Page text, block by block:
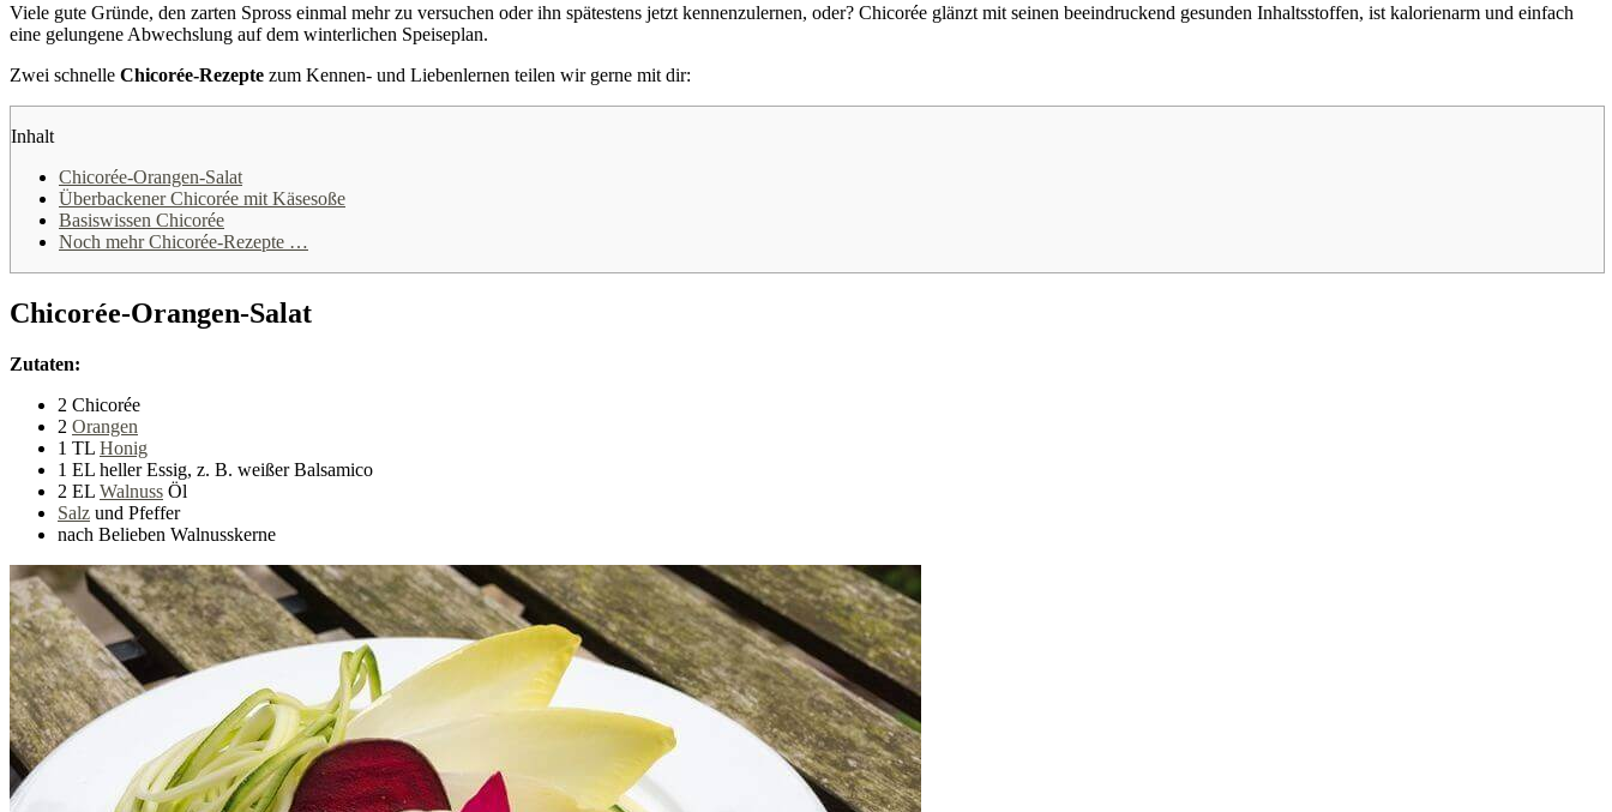
Viele gute Gründe, den zarten Spross einmal mehr zu versuchen oder ihn spätestens jetzt kennenzulernen, oder? Chicorée glänzt mit seinen beeindruckend gesunden Inhaltsstoffen, ist kalorienarm und einfach
eine gelungene Abwechslung auf dem winterlichen Speiseplan.
Zwei schnelle Chicorée-Rezepte zum Kennen- und Liebenlernen teilen wir gerne mit dir:
Inhalt
Chicorée-Orangen-Salat
Überbackener Chicorée mit Käsesoße
Basiswissen Chicorée
Noch mehr Chicorée-Rezepte …
Chicorée-Orangen-Salat
Zutaten:
2 Chicorée
2 Orangen
1 TL Honig
1 EL heller Essig, z. B. weißer Balsamico
2 EL Walnuss Öl
Salz und Pfeffer
nach Belieben Walnusskerne